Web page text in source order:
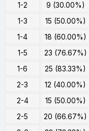
1-2
9 (30.00%)
1-3
15 (50.00%)
1-4
18 (60.00%)
1-5
23 (76.67%)
1-6
25 (83.33%)
2-3
12 (40.00%)
2-4
15 (50.00%)
2-5
20 (66.67%)